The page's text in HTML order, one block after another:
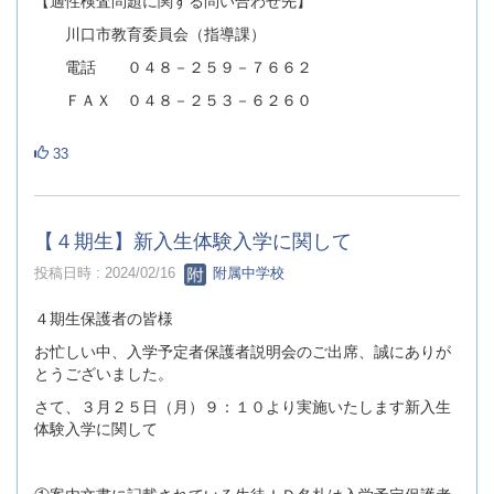
川口市教育委員会（指導課）
電話 ０４８－２５９－７６６２
ＦＡＸ ０４８－２５３－６２６０
33
【４期生】新入生体験入学に関して
投稿日時 : 2024/02/16 附属中学校
４期生保護者の皆様
お忙しい中、入学予定者保護者説明会のご出席、誠にありが
とうございました。
さて、３月２５日（月）９：１０より実施いたします新入生
体験入学に関して